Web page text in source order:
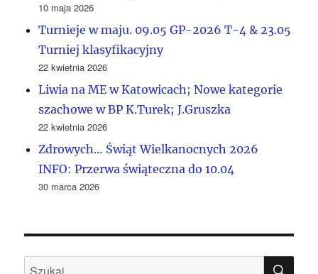
10 maja 2026
Turnieje w maju. 09.05 GP-2026 T-4 & 23.05
Turniej klasyfikacyjny
22 kwietnia 2026
Liwia na ME w Katowicach; Nowe kategorie
szachowe w BP K.Turek; J.Gruszka
22 kwietnia 2026
Zdrowych… Świąt Wielkanocnych 2026
INFO: Przerwa świąteczna do 10.04
30 marca 2026
Szukaj: